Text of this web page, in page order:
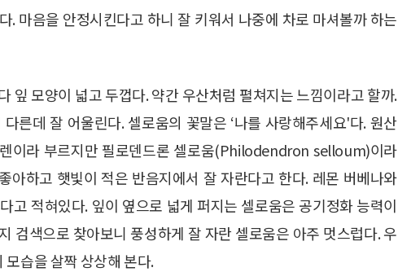
. 마음을 안정시킨다고 하니 잘 키워서 나중에 차로 마셔볼까 하는
잎 모양이 넓고 두껍다. 약간 우산처럼 펼쳐지는 느낌이라고 할까.
른데 잘 어울린다. 셀로움의 꽃말은 ‘나를 사랑해주세요'다. 원산
이라 부르지만 필로덴드론 셀로움(Philodendron selloum)이라
아하고 햇빛이 적은 반음지에서 잘 자란다고 한다. 레몬 버베나와
고 적혀있다. 잎이 옆으로 넓게 퍼지는 셀로움은 공기정화 능력이
검색으로 찾아보니 풍성하게 잘 자란 셀로움은 아주 멋스럽다. 우
모습을 살짝 상상해 본다.